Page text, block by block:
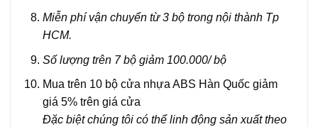
Miễn phí vận chuyển từ 3 bộ trong nội thành Tp
HCM.
Số lượng trên 7 bộ giảm 100.000/ bộ
Mua trên 10 bộ cửa nhựa ABS Hàn Quốc giảm
giá 5% trên giá cửa
Đặc biệt chúng tôi có thể linh động sản xuất theo